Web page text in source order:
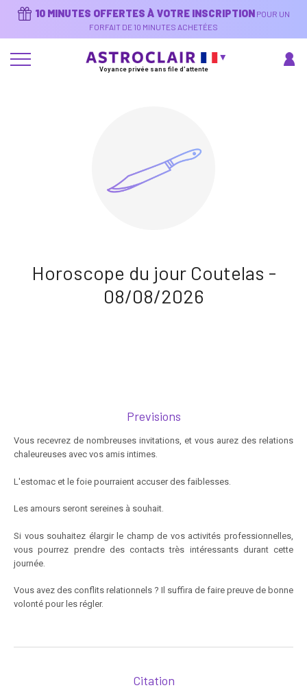
10 MINUTES OFFERTES À VOTRE INSCRIPTION POUR UN
FORFAIT DE 10 MINUTES ACHETÉES
Voyance privée sans file d'attente
Horoscope du jour Coutelas -
08/08/2026
Previsions
Vous recevrez de nombreuses invitations, et vous aurez des relations
chaleureuses avec vos amis intimes.
L'estomac et le foie pourraient accuser des faiblesses.
Les amours seront sereines à souhait.
Si vous souhaitez élargir le champ de vos activités professionnelles,
vous pourrez prendre des contacts très intéressants durant cette
journée.
Vous avez des conflits relationnels ? Il suffira de faire preuve de bonne
volonté pour les régler.
Citation